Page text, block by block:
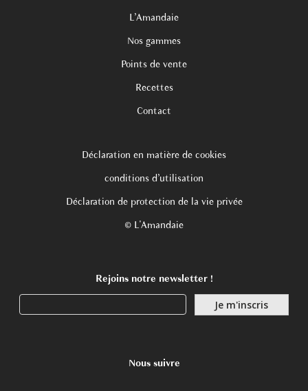
L’Amandaie
Nos gammes
Points de vente
Recettes
Contact
Déclaration en matière de cookies
conditions d’utilisation
Déclaration de protection de la vie privée
© L'Amandaie
Rejoins notre newsletter !
Nous suivre